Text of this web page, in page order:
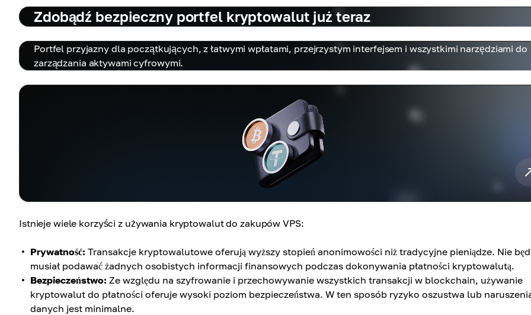
Zdobądź bezpieczny portfel kryptowalut już teraz
Portfel przyjazny dla początkujących, z łatwymi wpłatami, przejrzystym interfejsem i wszystkimi narzędziami do
zarządzania aktywami cyfrowymi.
Istnieje wiele korzyści z używania kryptowalut do zakupów VPS:
Prywatność: Transakcje kryptowalutowe oferują wyższy stopień anonimowości niż tradycyjne pieniądze. Nie
musiał podawać żadnych osobistych informacji finansowych podczas dokonywania płatności kryptowalutą.
Bezpieczeństwo: Ze względu na szyfrowanie i przechowywanie wszystkich transakcji w blockchain, używanie
kryptowalut do płatności oferuje wysoki poziom bezpieczeństwa. W ten sposób ryzyko oszustwa lub
danych jest minimalne.